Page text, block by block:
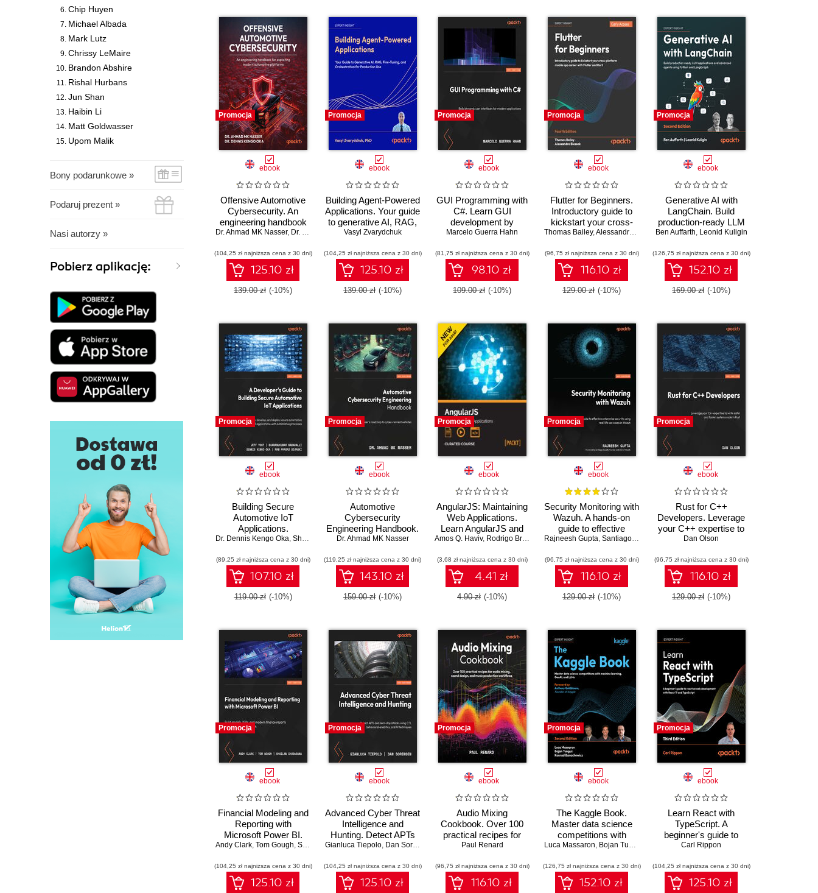
Chip Huyen
Michael Albada
Mark Lutz
Chrissy LeMaire
Brandon Abshire
Rishal Hurbans
Jun Shan
Haibin Li
Matt Goldwasser
Upom Malik
Bony podarunkowe »
Podaruj prezent »
Nasi autorzy »
Pobierz aplikację:
Promocja
ebook
Offensive Automotive
Cybersecurity. An
engineering handbook
for exploiting modern
Dr. Ahmad MK Nasser, Dr. Dennis Kengo Oka
(104,25 zł najniższa cena z 30 dni)
125.10 zł
139.00 zł (-10%)
Promocja
ebook
Building Agent-Powered
Applications. Your guide
to generative AI, RAG,
fine-tuning, and
production use
Vasyl Zvarydchuk
(104,25 zł najniższa cena z 30 dni)
125.10 zł
139.00 zł (-10%)
Promocja
ebook
GUI Programming with
C#. Learn GUI
development by
building beginner-
Blazor, MAUI, and
WinUI 3
Marcelo Guerra Hahn
(81,75 zł najniższa cena z 30 dni)
98.10 zł
109.00 zł (-10%)
Promocja
ebook
Flutter for Beginners.
Introductory guide to
kickstart your cross-
platform mobile app
Dart - Fourth Edition
Thomas Bailey,Alessandro Biessek
(96,75 zł najniższa cena z 30 dni)
116.10 zł
129.00 zł (-10%)
Promocja
ebook
Generative AI with
LangChain. Build
production-ready LLM
applications and
Python, LangChain, and
LangGraph - Second
Edition
Ben Auffarth, Leonid Kuligin
(126,75 zł najniższa cena z 30 dni)
152.10 zł
169.00 zł (-10%)
Promocja
ebook
Building Secure
Automotive IoT
Applications.
Developing robust IoT
automotive software
Dr. Dennis Kengo Oka, Sharanukumar Nadahalli , Jeff Yost, Ram Prasad Bojanki,Dr. André Weimerskirch
(89,25 zł najniższa cena z 30 dni)
107.10 zł
119.00 zł (-10%)
Promocja
ebook
Automotive
Cybersecurity
Engineering Handbook.
The automotive
cyber-resilient vehicles
Dr. Ahmad MK Nasser
(119,25 zł najniższa cena z 30 dni)
143.10 zł
159.00 zł (-10%)
Promocja
ebook
AngularJS: Maintaining
Web Applications.
Learn AngularJS and
full-stack web
Amos Q. Haviv, Rodrigo Branas Matthew Frisbie,Chandermani Arora
(3,68 zł najniższa cena z 30 dni)
4.41 zł
4.90 zł (-10%)
Promocja
ebook
Security Monitoring with
Wazuh. A hands-on
guide to effective
enterprise security
cases in Wazuh
Rajneesh Gupta, Santiago Bassett
(96,75 zł najniższa cena z 30 dni)
116.10 zł
129.00 zł (-10%)
Promocja
ebook
Rust for C++
Developers. Leverage
your C++ expertise to
write safer and faster
Dan Olson
(96,75 zł najniższa cena z 30 dni)
116.10 zł
129.00 zł (-10%)
Promocja
ebook
Financial Modeling and
Reporting with
Microsoft Power BI.
Build models, KPIs, and
in Power BI from
scratch
Andy Clark, Tom Gough, Shailan Chudasama ,Marissa Thomas
(104,25 zł najniższa cena z 30 dni)
125.10 zł
Promocja
ebook
Advanced Cyber Threat
Intelligence and
Hunting. Detect APTs
and zero-day attacks
analytics, and AI
techniques
Gianluca Tiepolo, Dan Sorensen
(104,25 zł najniższa cena z 30 dni)
125.10 zł
Promocja
ebook
Audio Mixing
Cookbook. Over 100
practical recipes for
audio mixing, sound
production workflows
Paul Renard
(96,75 zł najniższa cena z 30 dni)
116.10 zł
Promocja
ebook
The Kaggle Book.
Master data science
competitions with
machine learning,
Second Edition
Luca Massaron, Bojan Tunguz Konrad Banachewicz,
(126,75 zł najniższa cena z 30 dni)
152.10 zł
Promocja
ebook
Learn React with
TypeScript. A
beginner's guide to
building real-world,
apps with React 19 and
TypeScript - Third
Edition
Carl Rippon
(104,25 zł najniższa cena z 30 dni)
125.10 zł